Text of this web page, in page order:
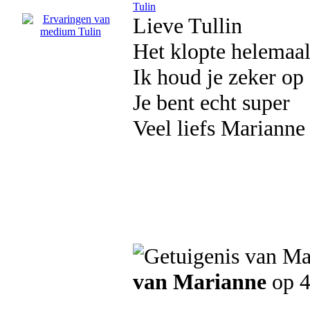
Tulin
Lieve Tullin
Het klopte
Ik houd je zeker op
Je bent echt super
Veel liefs Marianne
van Marianne op